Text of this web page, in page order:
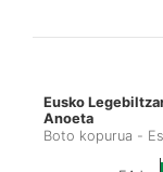
Eusko
Anoeta
Boto kopurua -